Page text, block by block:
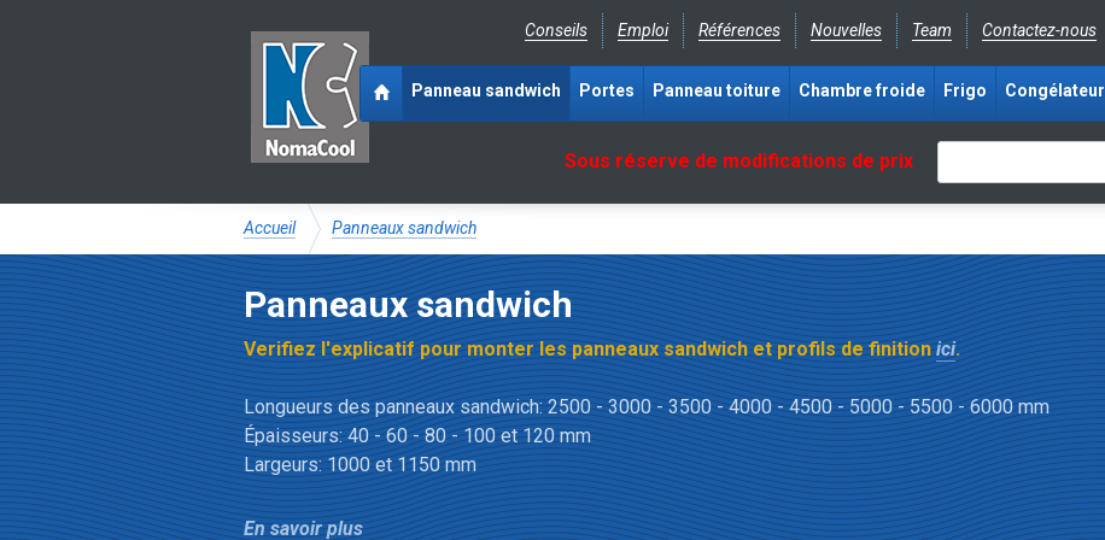
Conseils Emploi Références Nouvelles Team Contactez-nous
Sous réserve de modifications de prix
Panneau sandwich Portes Panneau toiture Chambre froide Frigo Congélateur
Accueil Panneaux sandwich
Panneaux sandwich
Verifiez l'explicatif pour monter les panneaux sandwich et profils de finitionici.
Longueurs des panneaux sandwich: 2500 - 3000 - 3500 - 4000 - 4500 - 5000 - 5500 - 6000 mm
Épaisseurs: 40 - 60 - 80 - 100 et 120 mm
Largeurs: 1000 et 1150 mm
Qu'est-ce qu'un panneau isolant ?
En savoir plus